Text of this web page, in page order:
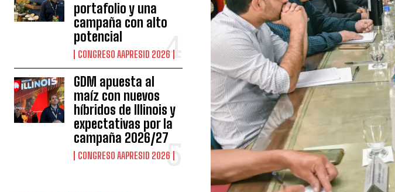
portafolio y una
campaña con alto
potencial
CONGRESO AAPRESID 2026
GDM apuesta al
maíz con nuevos
híbridos de Illinois y
expectativas por la
campaña 2026/27
CONGRESO AAPRESID 2026